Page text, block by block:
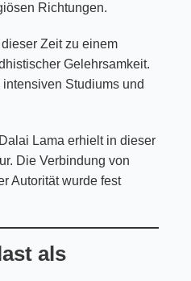
Richtungen.
Zeit zu einem
Gelehrsamkeit.
Studiums und
Lama erhielt in dieser
Die Verbindung von
Autorität wurde fest
als